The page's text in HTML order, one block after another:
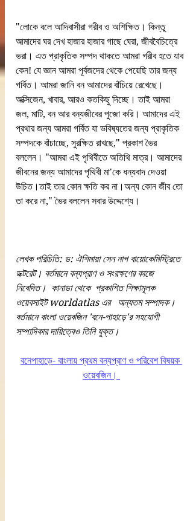
"লোকে বলে আদিবাসীরা গরীব ও অশিক্ষিত। কিন্তু
আমাদের ঘর দেখ হাজার হাজার গাছে ঘেরা, জীববৈচিত্রে
ভরা। এত প্রাকৃতিক সম্পদ থাকতে আমরা গরীব হতে যাব
কেন! যে জ্ঞান আমরা পূর্বজদের থেকে পেয়েছি তার জন্য
গর্বিত। আমরা জানি বন আমাদের বাঁচিয়ে রেখেছে।
অক্সিজেন, খাবার, আরও কতকিছু দিচ্ছে। তাই আমরা
জল, মাটি, বন আর বন্যজীবের পুজো করি। আমাদের এই
প্রথার জন্য আমরা গর্বিত যা ভবিষ্যতের জন্য প্রাকৃতিক
সম্পদকে বাঁচাচ্ছে, সুরক্ষিত রাখছে," প্রকাশ ভৈর
বললেন। "আমরা এই পৃথিবীতে অতিথি মাত্র। আমাদের
জীবনের জন্য আমাদের পৃথিবী মা'কে ধন্যবাদ দেওয়া
উচিত।তাই তার কোন ক্ষতি কর না।অন্য কোন জীব তো
তা করে না," ভৈর বললেন সবার উদ্দেশ্যে।
লেখক পরিচিতি: ড: ঐশিমায়া সেন নাগ বায়োকেমিস্ট্রিতে
ডক্টরেট। বর্তমানে বন্যপ্রাণ ও সংরক্ষণের কাজে
নিবেদিত।  কানাডা থেকে  প্রকাশিত শিক্ষামূলক
ওয়েবসাইট worldatlas এর   অন্যতম সম্পাদক।
বর্তমানে বাংলা ওয়েবজিন 'বনে-পাহাড়ে'র সহযোগী
সম্পাদিকার দায়িত্বেও তিনি যুক্ত।
বনেপাহাড়ে- বাংলায় প্রথম বন্যপ্রাণ ও পরিবেশ বিষয়ক
ওয়েবজিন।